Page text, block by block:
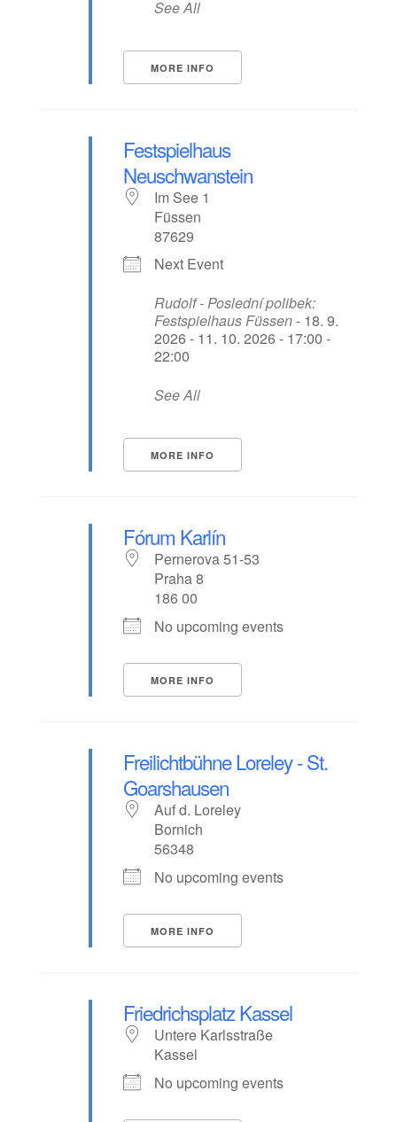
See All
MORE INFO
Festspielhaus
Neuschwanstein
Im See 1
Füssen
87629
Next Event
Rudolf - Poslední polibek:
Festspielhaus Füssen- 18. 9.
2026 - 11. 10. 2026 - 17:00 -
22:00
See All
MORE INFO
Fórum Karlín
Pernerova 51-53
Praha 8
186 00
No upcoming events
MORE INFO
Freilichtbühne Loreley - St.
Goarshausen
Auf d. Loreley
Bornich
56348
No upcoming events
MORE INFO
Friedrichsplatz Kassel
Untere Karlsstraße
Kassel
No upcoming events